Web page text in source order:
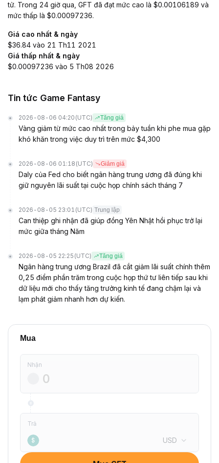
tử. Trong 24 giờ qua, GFT đã đạt mức cao là $0.00106189 và
mức thấp là $0.00097236.
Giá cao nhất & ngày
$36.84 vào 21 Th11 2021
Giá thấp nhất & ngày
$0.00097236 vào 5 Th08 2026
Tin tức Game Fantasy
2026-08-06 04:20 (UTC) Tăng giá
Vàng giảm từ mức cao nhất trong bảy tuần khi phe mua gặp
khó khăn trong việc duy trì trên mức $4,300
2026-08-06 01:18 (UTC) Giảm giá
Daly của Fed cho biết ngân hàng trung ương đã đúng khi
giữ nguyên lãi suất tại cuộc họp chính sách tháng 7
2026-08-05 23:01 (UTC) Trung lập
Can thiệp ghi nhận đã giúp đồng Yên Nhật hồi phục trở lại
mức giữa tháng Năm
2026-08-05 22:25 (UTC) Tăng giá
Ngân hàng trung ương Brazil đã cắt giảm lãi suất chính thêm
0,25 điểm phần trăm trong cuộc họp thứ tư liên tiếp sau khi
dữ liệu mới cho thấy tăng trưởng kinh tế đang chậm lại và
lạm phát giảm nhanh hơn dự kiến.
Mua
Nhận
Trả
$ USD